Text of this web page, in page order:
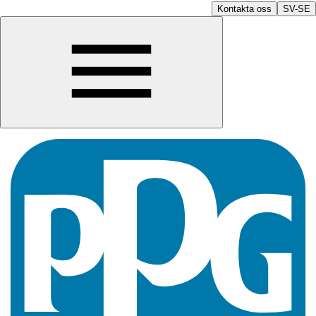
Kontakta oss SV-SE